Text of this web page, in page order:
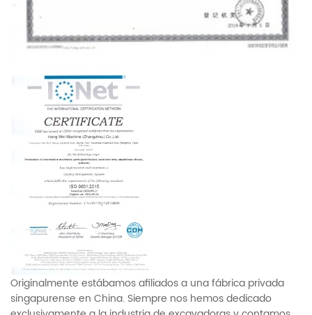
Originalmente estábamos afiliados a una fábrica privada
singapurense en China. Siempre nos hemos dedicado